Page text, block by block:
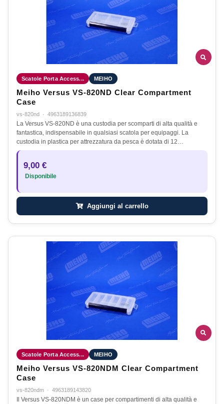
Scatole Porta Access... MEIHO
Meiho Versus VS-820ND Clear Compartment
Case
vs-820nd · 4963189136839
La Versus VS-820ND è una custodia per scomparti di alta qualità e
fantastica, indispensabile in qualsiasi scatola per equipaggi. La
custodia in plastica per attrezzatura da pesca è dotata di 12…
9,00 €
Disponibile
Aggiungi al carrello
Scatole Porta Access... MEIHO
Meiho Versus VS-820NDM Clear Compartment
Case
vs-820ndm · 4963189143820
Il Versus VS-820NDM è un case per compartimenti di alta qualità e